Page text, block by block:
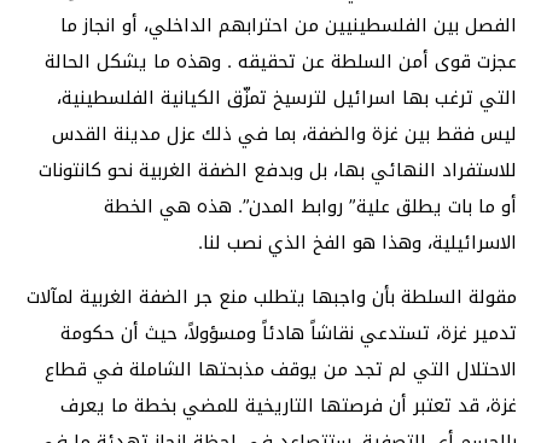
الفصل بين الفلسطينيين من احترابهم الداخلي، أو انجاز ما
عجزت قوى أمن السلطة عن تحقيقه . وهذه ما يشكل الحالة
التي ترغب بها اسرائيل لترسيخ تمزّق الكيانية الفلسطينية،
ليس فقط بين غزة والضفة، بما في ذلك عزل مدينة القدس
للاستفراد النهائي بها، بل وبدفع الضفة الغربية نحو كانتونات
أو ما بات يطلق علية” روابط المدن”. هذه هي الخطة
الاسرائيلية، وهذا هو الفخ الذي نصب لنا.
مقولة السلطة بأن واجبها يتطلب منع جر الضفة الغربية لمآلات
تدمير غزة، تستدعي نقاشاً هادئاً ومسؤولاً، حيث أن حكومة
الاحتلال التي لم تجد من يوقف مذبحتها الشاملة في قطاع
غزة، قد تعتبر أن فرصتها التاريخية للمضي بخطة ما يعرف